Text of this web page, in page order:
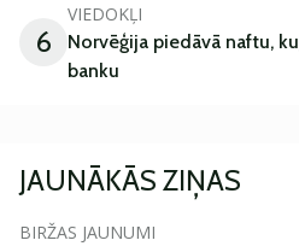
6
VIEDOKĻI
Norvēģija piedāvā naftu,
banku
JAUNĀKĀS ZIŅAS
BIRŽAS JAUNUMI